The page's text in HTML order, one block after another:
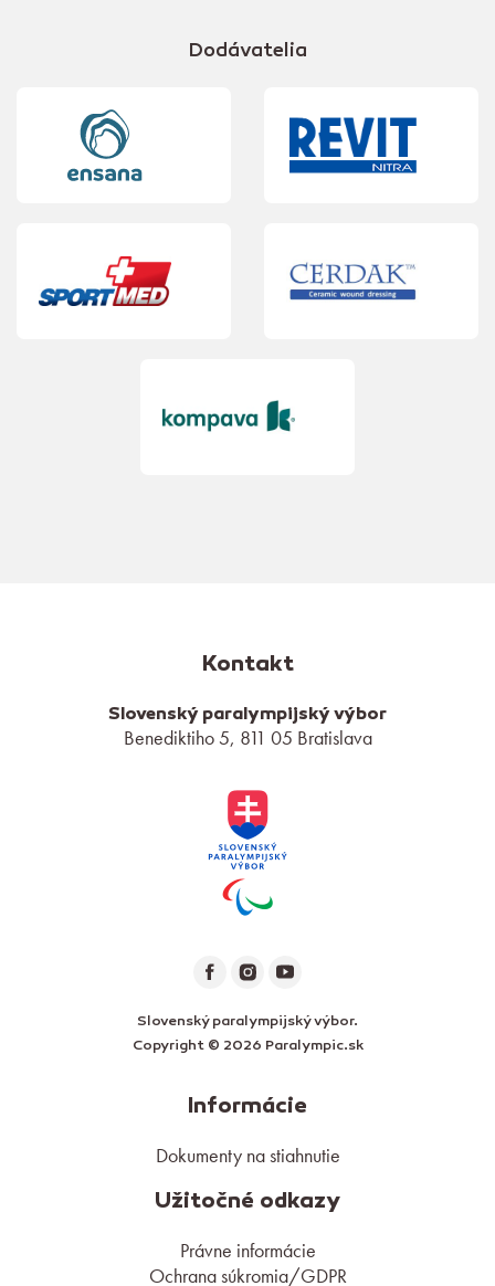
Dodávatelia
Kontakt
Slovenský paralympijský výbor
Benediktiho 5, 811 05 Bratislava
Slovenský paralympijský výbor.
Copyright © 2026 Paralympic.sk
Informácie
Dokumenty na stiahnutie
Užitočné odkazy
Právne informácie
Ochrana súkromia/GDPR